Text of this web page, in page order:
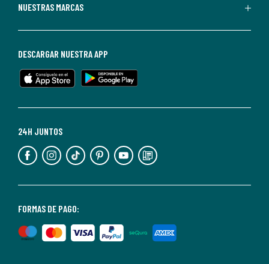
de
en
cualquier
Para
información,
puedes
nuestra
de
privacidad</2>.
NUESTRAS MARCAS
FORMAS DE PAGO:
24H JUNTOS
DESCARGAR NUESTRA APP